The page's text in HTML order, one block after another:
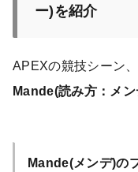
ー)を紹介
APEXの競技シーン
Mande(読み方：メン
Mande(メンデ)の